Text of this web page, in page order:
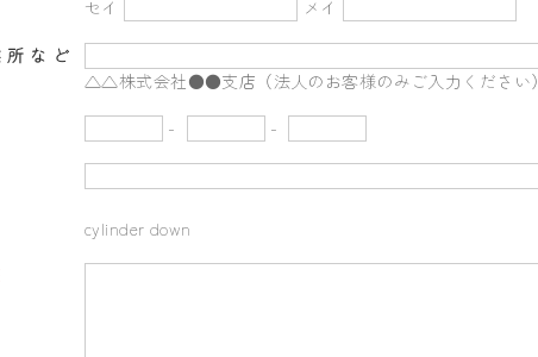
セイ
メイ
など
△△株式会社●●支店（法人のお客様のみご入力ください）
-
-
cylinder down